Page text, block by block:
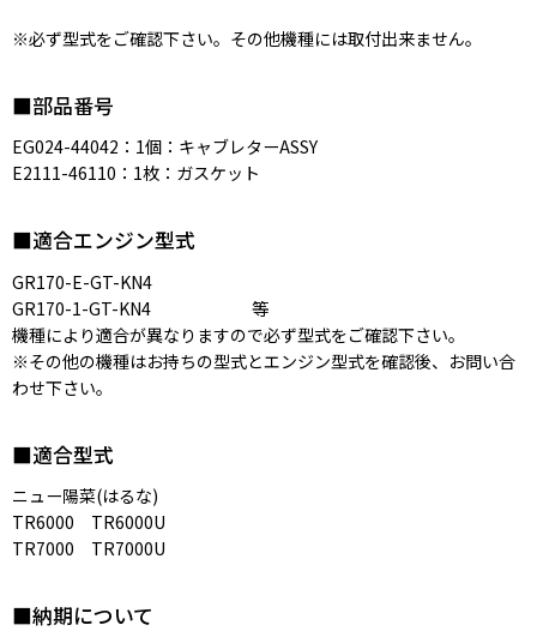
※必ず型式をご確認下さい。その他機種には取付出来ません。
■部品番号
EG024-44042：1個：キャブレターASSY
E2111-46110：1枚：ガスケット
■適合エンジン型式
GR170-E-GT-KN4
GR170-1-GT-KN4 等
機種により適合が異なりますので必ず型式をご確認下さい。
※その他の機種はお持ちの型式とエンジン型式を確認後、お問い合
わせ下さい。
■適合型式
ニュー陽菜(はるな)
TR6000 TR6000U
TR7000 TR7000U
■納期について